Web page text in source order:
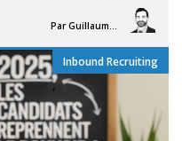
Par
Inbound Recruiting
,